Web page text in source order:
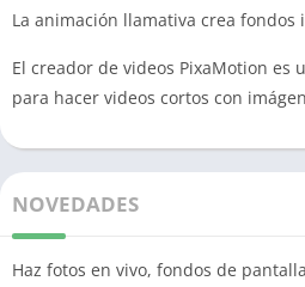
La animación llamativa crea
El creador de videos PixaMotion es
para hacer videos cortos con
NOVEDADES
Haz fotos en vivo, fondos de